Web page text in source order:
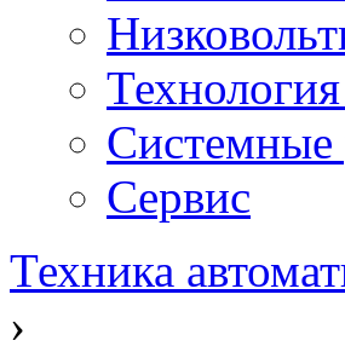
Системные
Сервис
Техника
›